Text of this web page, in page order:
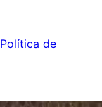
Política de